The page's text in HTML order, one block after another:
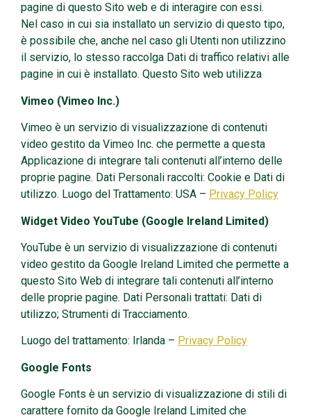
pagine di questo Sito web e di interagire con essi.
Nel caso in cui sia installato un servizio di questo tipo,
è possibile che, anche nel caso gli Utenti non utilizzino
il servizio, lo stesso raccolga Dati di traffico relativi alle
pagine in cui è installato. Questo Sito web utilizza
Vimeo (Vimeo Inc.)
Vimeo è un servizio di visualizzazione di contenuti
video gestito da Vimeo Inc. che permette a questa
Applicazione di integrare tali contenuti all’interno delle
proprie pagine. Dati Personali raccolti: Cookie e Dati di
utilizzo. Luogo del Trattamento: USA – Privacy Policy
Widget Video YouTube (Google Ireland Limited)
YouTube è un servizio di visualizzazione di contenuti
video gestito da Google Ireland Limited che permette a
questo Sito Web di integrare tali contenuti all’interno
delle proprie pagine. Dati Personali trattati: Dati di
utilizzo; Strumenti di Tracciamento.
Luogo del trattamento: Irlanda – Privacy Policy
Google Fonts
Google Fonts è un servizio di visualizzazione di stili di
carattere fornito da Google Ireland Limited che